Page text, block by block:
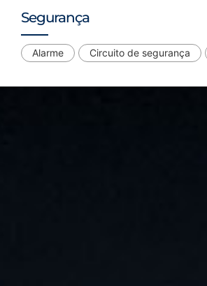
Segurança
Alarme Circuito de segurança